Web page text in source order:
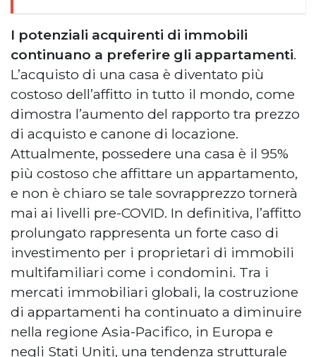
I potenziali acquirenti di immobili
continuano a preferire gli appartamenti.
L’acquisto di una casa è diventato più
costoso dell’affitto in tutto il mondo, come
dimostra l’aumento del rapporto tra prezzo
di acquisto e canone di locazione.
Attualmente, possedere una casa è il 95%
più costoso che affittare un appartamento,
e non è chiaro se tale sovrapprezzo tornerà
mai ai livelli pre-COVID. In definitiva, l’affitto
prolungato rappresenta un forte caso di
investimento per i proprietari di immobili
multifamiliari come i condomini. Tra i
mercati immobiliari globali, la costruzione
di appartamenti ha continuato a diminuire
nella regione Asia-Pacifico, in Europa e
negli Stati Uniti, una tendenza strutturale